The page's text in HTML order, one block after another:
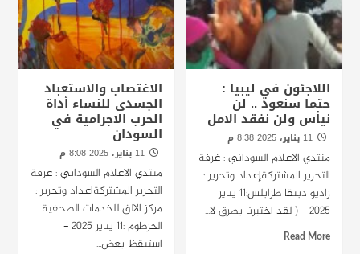
اللاجئون في ليبيا :
حتما سنعود .. لن
نيأس ولن نفقد الامل
11 يناير، 2025 8:38 م
منتدي الاعلام السوداني : غرفة
التحرير المشتركةإعداد وتحرير :
راديو دبنقا طرابلس:11 يناير
2025 - ( لقد اختبرنا بطرق لا...
Read More
الاغتصاب والاستعباد
الجسدى للنساء أداة
الحرب الاجرامية في
السودان
11 يناير، 2025 8:08 م
منتدي الاعلام السوداني : غرفة
التحرير المشتركةاعداد وتحرير :
مركز الالق للخدمات الصحفية
الخرطوم :11 يناير 2025 -
استيقظ بعض...